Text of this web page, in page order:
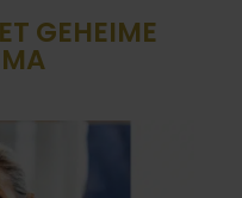
GEHEIME